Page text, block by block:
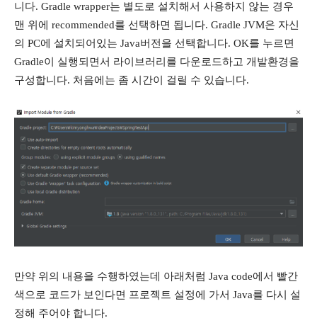
니다. Gradle wrapper는 별도로 설치해서 사용하지 않는 경우
맨 위에 recommended를 선택하면 됩니다. Gradle JVM은 자신
의 PC에 설치되어있는 Java버전을 선택합니다. OK를 누르면
Gradle이 실행되면서 라이브러리를 다운로드하고 개발환경을
구성합니다. 처음에는 좀 시간이 걸릴 수 있습니다.
만약 위의 내용을 수행하였는데 아래처럼 Java code에서 빨간
색으로 코드가 보인다면 프로젝트 설정에 가서 Java를 다시 설
정해 주어야 합니다.